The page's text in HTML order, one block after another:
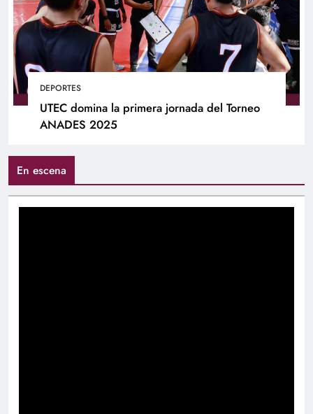
DEPORTES
UTEC domina la primera jornada del Torneo
ANADES 2025
En escena